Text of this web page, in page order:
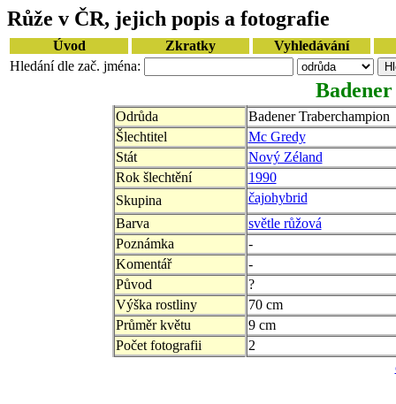
Růže v ČR, jejich popis a fotografie
Úvod Zkratky
Vyhledávání
Hledání dle zač. jména:
Odrůda
Badener Traberchampion
Šlechtitel
Mc Gredy
Stát
Nový Zéland
Rok šlechtění
1990
Skupina
čajohybrid
Barva
světle růžová
Poznámka
-
Komentář
-
Původ
?
Výška rostliny
70 cm
Průměr květu
9 cm
Počet fotografii
2